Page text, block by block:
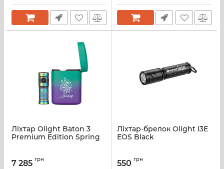
Ліхтар Olight Baton 3
Premium Edition Spring
7 285 грн
Ліхтар-брелок Olight I3E
EOS Black
550 грн